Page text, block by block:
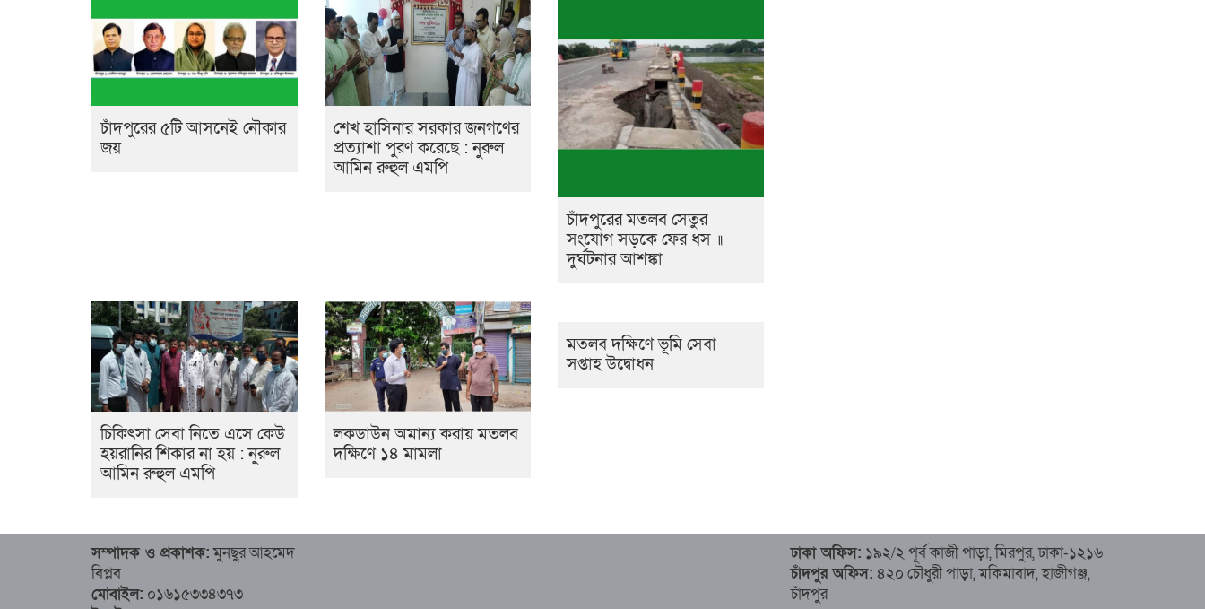
চাঁদপুরের ৫টি আসনেই নৌকার
জয়
শেখ হাসিনার সরকার জনগণের
প্রত্যাশা পুরণ করেছে : নুরুল
আমিন রুহুল এমপি
চাঁদপুরের মতলব সেতুর
সংযোগ সড়কে ফের ধস ॥
দুর্ঘটনার আশঙ্কা
চিকিৎসা সেবা নিতে এসে কেউ
হয়রানির শিকার না হয় : নুরুল
আমিন রুহুল এমপি
লকডাউন অমান্য করায় মতলব
দক্ষিণে ১৪ মামলা
মতলব দক্ষিণে ভূমি সেবা
সপ্তাহ উদ্বোধন
সম্পাদক ও প্রকাশক:মুনছুর আহমেদ
বিপ্লব
মোবাইল: ০১৬১৫৩৩৪৩৭৩
ঢাকা অফিস: ১৯২/২ পূর্ব কাজী পাড়া, মিরপুর, ঢাকা-১২১৬
চাঁদপুর অফিস: ৪২০ চৌধুরী পাড়া, মকিমাবাদ, হাজীগঞ্জ,
চাঁদপুর